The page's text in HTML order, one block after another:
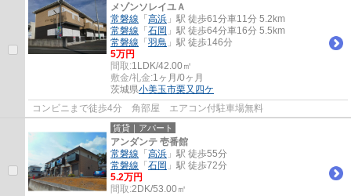
メゾンソレイユＡ
常磐線 「 高浜 」駅 徒歩61分車11分 5.2km
常磐線 「 石岡 」駅 徒歩64分車16分 5.5km
常磐線 「 羽鳥 」駅 徒歩146分
5万円
間取:1LDK/42.00㎡
敷金/礼金:1ヶ月/0ヶ月
茨城県小美玉市栗又四ケ
コンビニまで徒歩4分 角部屋 エアコン付駐車場無料
賃貸｜アパート
アンダンテ 壱番館
常磐線 「 高浜 」駅 徒歩55分
常磐線 「 石岡 」駅 徒歩72分
5.2万円
間取:2DK/53.00㎡